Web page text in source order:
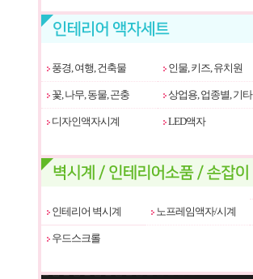
풍경, 여행, 건축물 인물, 키즈, 유치원
꽃, 나무, 동물, 곤충 상업용, 업종별, 기타
디자인액자시계 LED액자
인테리어 벽시계 노프레임액자/시계
우드스크롤